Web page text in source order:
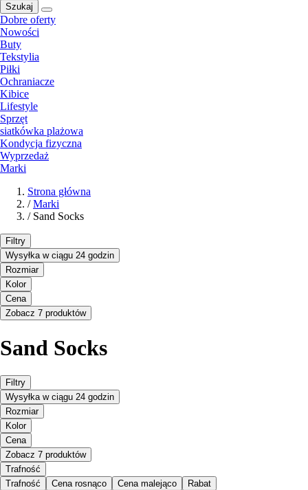
Szukaj
Dobre oferty
Nowości
Buty
Tekstylia
Piłki
Ochraniacze
Kibice
Lifestyle
Sprzęt
siatkówka plażowa
Kondycja fizyczna
Wyprzedaż
Marki
Strona główna
/ Marki
/ Sand Socks
Filtry
Wysyłka w ciągu 24 godzin
Rozmiar
Kolor
Cena
Zobacz 7 produktów
Sand Socks
Filtry
Wysyłka w ciągu 24 godzin
Rozmiar
Kolor
Cena
Zobacz 7 produktów
Trafność
Trafność
Cena rosnąco Cena malejąco Rabat